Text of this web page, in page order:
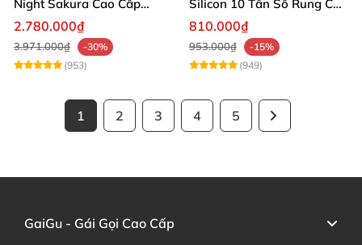
Night Sakura Cao Cấp
Rung Đa Chức Năng
2.780.000₫
3.971.000₫
-30%
(953)
Silicon 10 Tần Số Rung Cao
Cấp
810.000₫
953.000₫
-15%
(949)
1 2 3 4 5
GaiGu - Gái Gọi Cao Cấp